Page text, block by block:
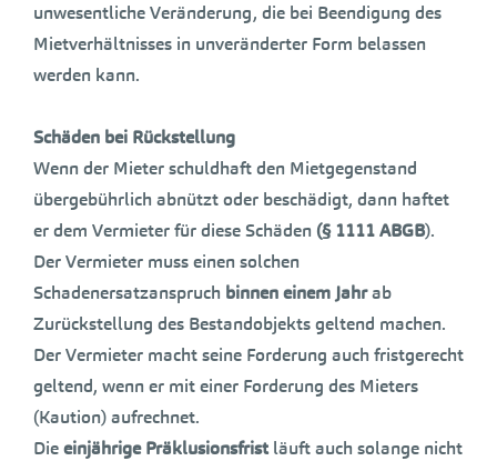
unwesentliche Veränderung, die bei Beendigung des
Mietverhältnisses in unveränderter Form belassen
werden kann.
Schäden bei Rückstellung
Wenn der Mieter schuldhaft den Mietgegenstand
übergebührlich abnützt oder beschädigt, dann haftet
er dem Vermieter für diese Schäden (§ 1111 ABGB).
Der Vermieter muss einen solchen
Schadenersatzanspruch binnen einem Jahrab
Zurückstellung des Bestandobjekts geltend machen.
Der Vermieter macht seine Forderung auch fristgerecht
geltend, wenn er mit einer Forderung des Mieters
(Kaution) aufrechnet.
Dieeinjährige Präklusionsfristläuft auch solange nicht